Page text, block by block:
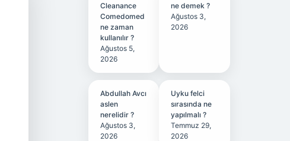
Cleanance
Comedomed
ne zaman
kullanılır ?
Ağustos 5,
2026
ne demek ?
Ağustos 3,
2026
Abdullah Avcı
aslen
nerelidir ?
Ağustos 3,
2026
Uyku felci
sırasında ne
yapılmalı ?
Temmuz 29,
2026